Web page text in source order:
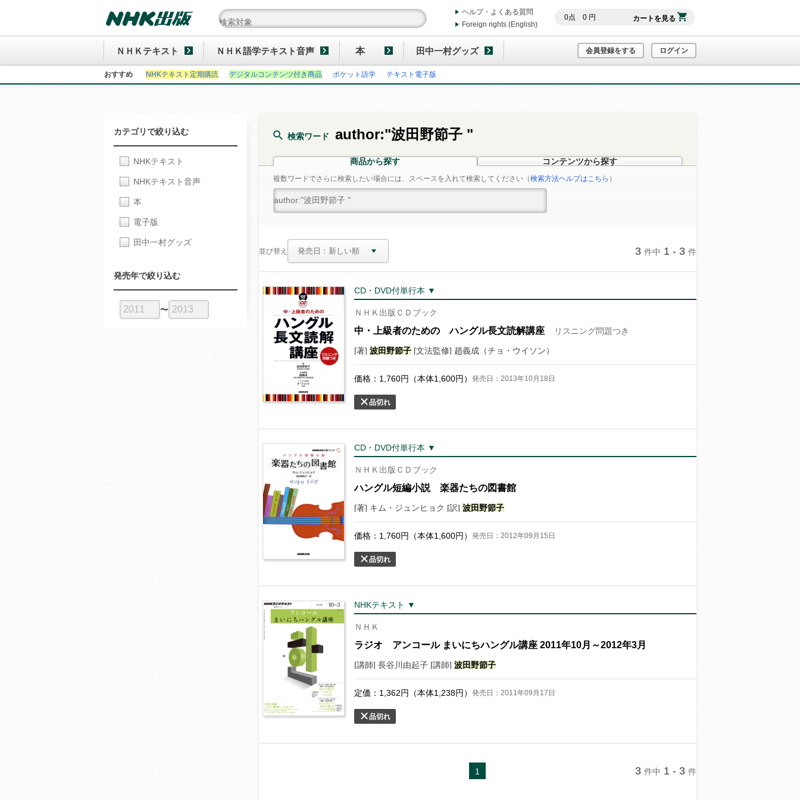
0点 0円 カートを見る
ヘルプ・よくある質問
Foreign rights (English)
ＮＨＫテキスト ＮＨＫ語学テキスト音声 本 田中一村グッズ 会員登録をする ログイン
おすすめ NHKテキスト定期購読 デジタルコンテンツ付き商品 ポケット語学 テキスト電子版
検索ワード author:"波田野節子 "
商品から探す コンテンツから探す
複数ワードでさらに検索したい場合には、スペースを入れて検索してください（検索方法ヘルプはこちら ）
並び替え 3 件中 1 - 3 件
CD・DVD付単行本 ▼
ＮＨＫ出版ＣＤブック
中・上級者のための ハングル長文読解講座 リスニング問題つき
[著] 波田野節子[文法監修] 趙義成（チョ・ウイソン）
価格： 1,760円（本体1,600円） 発売日：2013年10月18日
品切れ
CD・DVD付単行本 ▼
ＮＨＫ出版ＣＤブック
ハングル短編小説 楽器たちの図書館
[著] キム・ジュンヒョク [訳] 波田野節子
価格： 1,760円（本体1,600円） 発売日：2012年09月15日
品切れ
NHKテキスト ▼
ＮＨＫ
ラジオ アンコール まいにちハングル講座 2011年10月～2012年3月
[講師] 長谷川由起子 [講師] 波田野節子
定価： 1,362円（本体1,238円） 発売日：2011年09月17日
品切れ
1 3 件中 1 - 3 件
カテゴリで絞り込む
NHKテキスト
NHKテキスト音声
本
電子版
田中一村グッズ
発売年で絞り込む
〜